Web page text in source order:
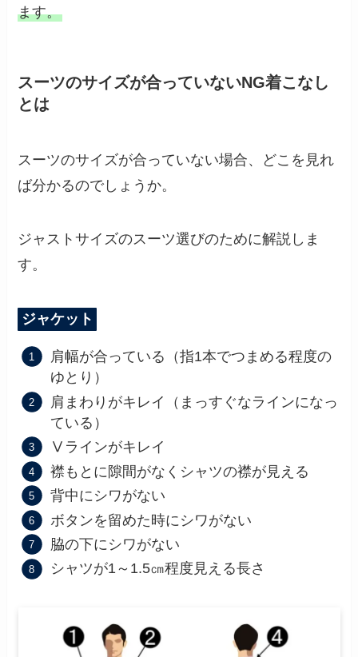
ます。
スーツのサイズが合っていないNG着こなし
とは
スーツのサイズが合っていない場合、どこを見れ
ば分かるのでしょうか。
ジャストサイズのスーツ選びのために解説しま
す。
ジャケット
肩幅が合っている（指1本でつまめる程度の
ゆとり）
肩まわりがキレイ（まっすぐなラインになっ
ている）
Ⅴラインがキレイ
襟もとに隙間がなくシャツの襟が見える
背中にシワがない
ボタンを留めた時にシワがない
脇の下にシワがない
シャツが1～1.5㎝程度見える長さ